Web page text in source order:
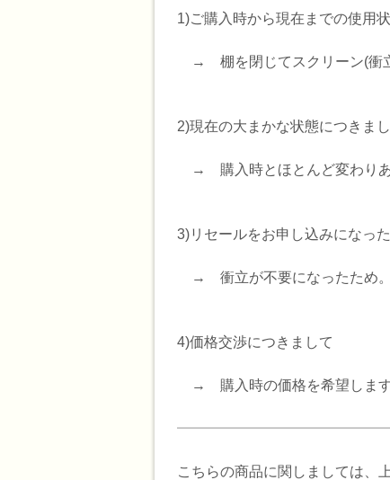
1)ご購入時から現在までの使用
→ 棚を閉じてスクリーン(衝立
2)現在の大まかな状態につきま
→ 購入時とほとんど変わりあ
3)リセールをお申し込みになっ
→ 衝立が不要になったため。
4)価格交渉につきまして
→ 購入時の価格を希望します
こちらの商品に関しましては、